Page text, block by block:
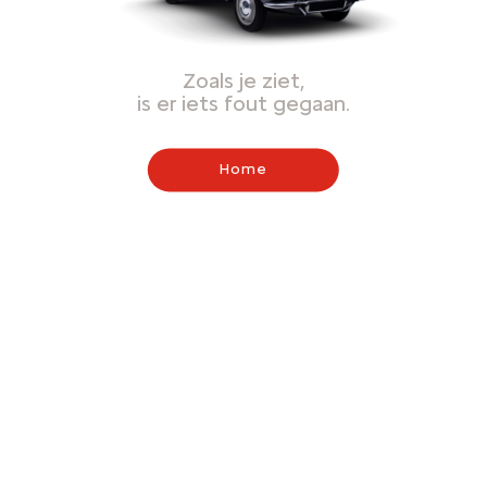
Zoals je ziet,
is er iets fout gegaan.
Home